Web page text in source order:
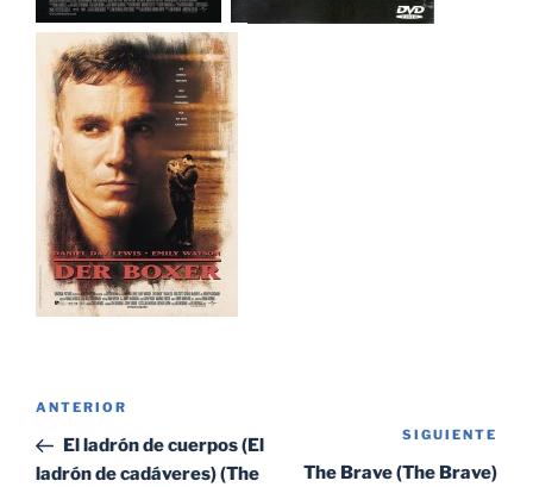
Navegación
entradas
Entrada
anterior:
ANTERIOR
El ladrón de cuerpos (El
ladrón de cadáveres) (The
SIGUIENTE
The Brave (The Brave)